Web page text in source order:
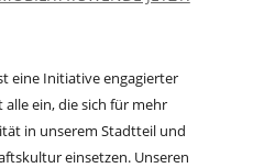
eine Initiative engagierter
ein, die sich für mehr
in unserem Stadtteil und
einsetzen. Unseren